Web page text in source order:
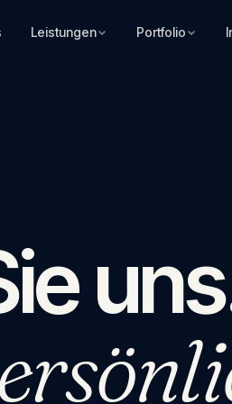
Leistungen Portfolio